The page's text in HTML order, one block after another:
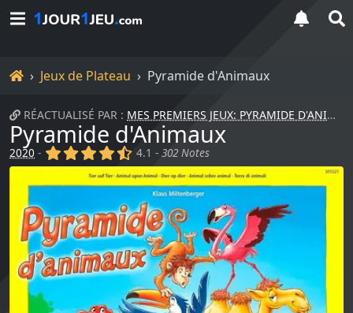
Accueil
Jeux de Plateau Pyramide d'Animaux
RÉACTUALISÉ PAR : MES PREMIERS JEUX: PYRAMIDE D'ANIMAUX JUNIOR
Pyramide d'Animaux
2020 - (x) (x) (x) (x) (,)
4.1 -302 Notes